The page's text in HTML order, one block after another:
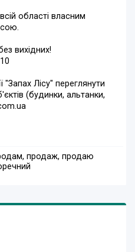
області власним
вихідних!
Лісу" переглянути
(будинки, альтанки,
продаж, продаю